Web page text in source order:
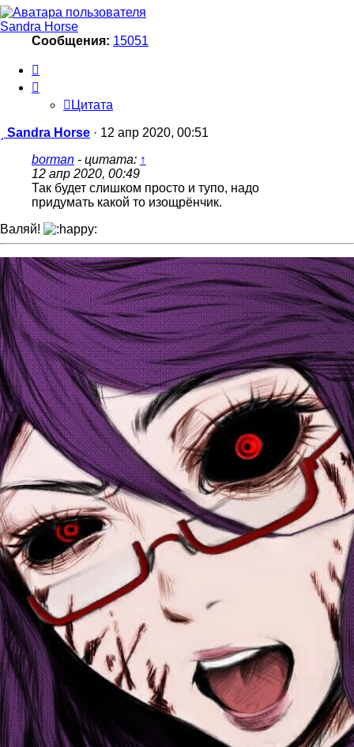
Sandra Horse
Сообщения: 15051
Цитата
Сообщение
Sandra Horse · 12 апр 2020, 00:51
borman - цитата: ↑
12 апр 2020, 00:49
Так будет слишком просто и тупо, надо
придумать какой то изощрёнчик.
Валяй!